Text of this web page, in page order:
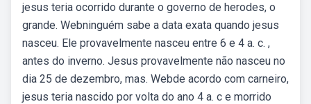
jesus teria ocorrido durante o governo de herodes, o
grande. Webninguém sabe a data exata quando jesus
nasceu. Ele provavelmente nasceu entre 6 e 4 a. c. ,
antes do inverno. Jesus provavelmente não nasceu no
dia 25 de dezembro, mas. Webde acordo com carneiro,
jesus teria nascido por volta do ano 4 a. c e morrido